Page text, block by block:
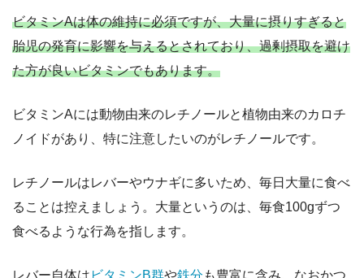
ビタミンAは体の維持に必須ですが、大量に摂りすぎると
胎児の発育に影響を与えるとされており、過剰摂取を避け
た方が良いビタミンでもあります。
ビタミンAには動物由来のレチノールと植物由来のカロチ
ノイドがあり、特に注意したいのがレチノールです。
レチノールはレバーやウナギに多いため、毎日大量に食べ
ることは控えましょう。大量というのは、毎食100gずつ
食べるような行為を指します。
レバー自体は ビタミンB群や鉄分 も豊富に含み、なおかつ